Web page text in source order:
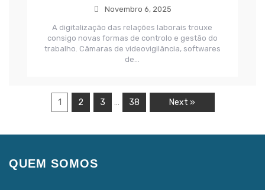
Novembro 6, 2025
A digitalização das relações laborais trouxe
consigo novas formas de controlo e gestão do
trabalho. Câmaras de videovigilância, softwares
de...
1 2 3 38 Next »
QUEM SOMOS